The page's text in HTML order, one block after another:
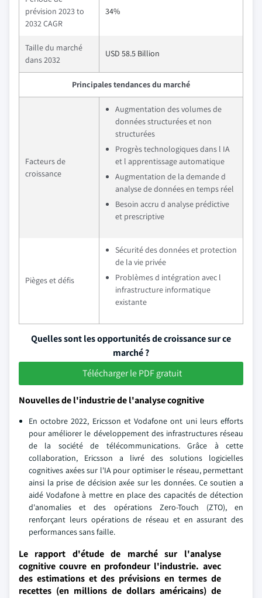
prévision 2023 to
2032 CAGR
34%
Taille du marché
dans 2032
USD 58.5 Billion
Principales tendances du marché
Facteurs de
croissance
Augmentation des volumes de
données structurées et non
structurées
Progrès technologiques dans l IA
et l apprentissage automatique
Augmentation de la demande d
analyse de données en temps réel
Besoin accru d analyse prédictive
et prescriptive
Pièges et défis
Sécurité des données et protection
de la vie privée
Problèmes d intégration avec l
infrastructure informatique
existante
Quelles sont les opportunités de croissance sur ce
marché ?
Télécharger le PDF gratuit
Nouvelles de l'industrie de l'analyse cognitive
En octobre 2022, Ericsson et Vodafone ont uni leurs efforts
pour améliorer le développement des infrastructures réseau
de la société de télécommunications. Grâce à cette
collaboration, Ericsson a livré des solutions logicielles
cognitives axées sur l'IA pour optimiser le réseau, permettant
ainsi la prise de décision axée sur les données. Ce soutien a
aidé Vodafone à mettre en place des capacités de détection
d'anomalies et des opérations Zero-Touch (ZTO), en
renforçant leurs opérations de réseau et en assurant des
performances sans faille.
Le rapport d'étude de marché sur l'analyse
cognitive couvre en profondeur l'industrie. avec
des estimations et des prévisions en termes de
recettes (en millions de dollars américains) de